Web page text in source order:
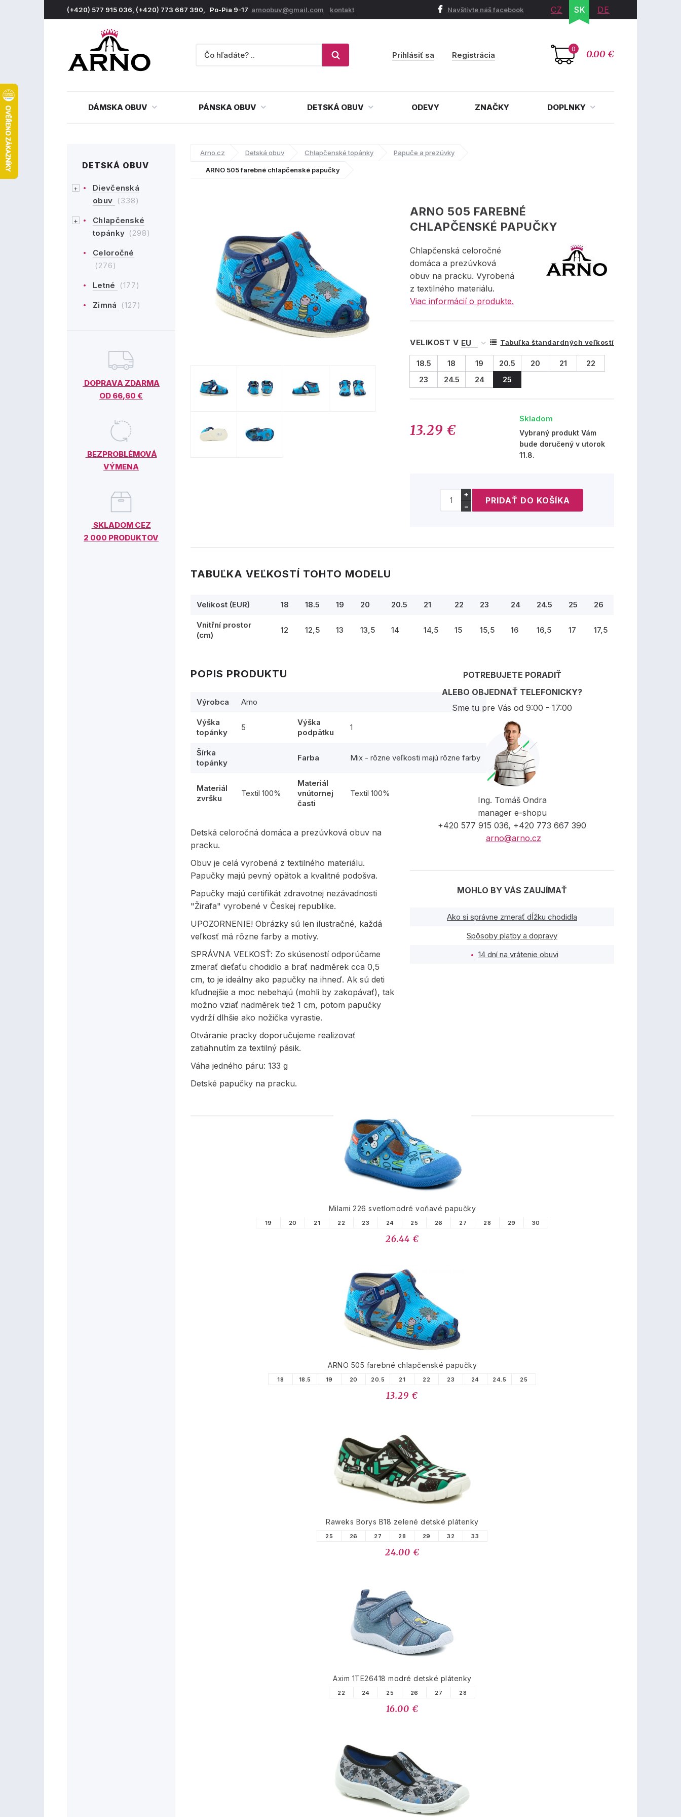
(+420) 577 915 036, (+420) 773 667 390, Po-Pia 9-17 arnoobuv@gmail.com kontakt Navštívte náš facebook CZ SK DE
0 0.00 €
Prihlásiť sa Registrácia
DÁMSKA OBUV PÁNSKA OBUV DETSKÁ OBUV ODEVY ZNAČKY DOPLNKY
DETSKÁ OBUV
Dievčenská
obuv (338)
Chlapčenské
topánky (298)
Celoročné
(276)
Letné (177)
Zimná (127)
DOPRAVA ZDARMA
OD 66,60 €
BEZPROBLÉMOVÁ
VÝMENA
SKLADOM CEZ
2 000 PRODUKTOV
Arno.cz Detská obuv Chlapčenské topánky Papuče a prezúvky
ARNO 505 farebné chlapčenské papučky
ARNO 505 FAREBNÉ
CHLAPČENSKÉ PAPUČKY
Chlapčenská celoročné
domáca a prezúvková
obuv na pracku. Vyrobená
z textilného materiálu.
Viac informácií o produkte.
VELIKOST V Tabuľka štandardných veľkostí
18.5 18 19 20.5 20 21
22
23
24.5 24 25
13.29 €
Skladom
Vybraný produkt Vám
bude doručený v utorok
11.8.
+
−
TABUĽKA VEĽKOSTÍ TOHTO MODELU
Velikost (EUR) 18 18.5 19 20 20.5 21 22 23 24 24.5 25 26
Vnitřní prostor
(cm)
12 12,5 13 13,5 14 14,5 15 15,5 16 16,5 17 17,5
POPIS PRODUKTU
Výrobca Arno
Výška
topánky
5
Výška
podpätku
1
Šírka
topánky
Farba Mix - rôzne veľkosti majú rôzne farby
Materiál
zvršku
Textil 100%
Materiál
vnútornej
časti
Textil 100%
Detská celoročná domáca a prezúvková obuv na
pracku.
Obuv je celá vyrobená z textilného materiálu.
Papučky majú pevný opätok a kvalitné podošva.
Papučky majú certifikát zdravotnej nezávadnosti
"Žirafa" vyrobené v Českej republike.
UPOZORNENIE! Obrázky sú len ilustračné, každá
veľkosť má rôzne farby a motívy.
SPRÁVNA VEĽKOSŤ: Zo skúseností odporúčame
zmerať dieťaťu chodidlo a brať nadměrek cca 0,5
cm, to je ideálny ako papučky na ihneď. Ak sú deti
kľudnejšie a moc nebehajú (mohli by zakopávať), tak
možno vziať nadměrek tiež 1 cm, potom papučky
vydrží dlhšie ako nožička vyrastie.
Otváranie pracky doporučujeme realizovať
zatiahnutím za textilný pásik.
Váha jedného páru: 133 g
Detské papučky na pracku.
POTREBUJETE PORADIŤ
ALEBO OBJEDNAŤ TELEFONICKY?
Sme tu pre Vás od 9:00 - 17:00
Ing. Tomáš Ondra
manager e-shopu
+420 577 915 036, +420 773 667 390
arno@arno.cz
MOHLO BY VÁS ZAUJÍMAŤ
Ako si správne zmerať dĺžku chodidla
Spôsoby platby a dopravy
14 dní na vrátenie obuvi
PODOBNÉ PRODUKTY
Milami 226 svetlomodré voňavé papučky
19 20 21 22 23 24 25 26 27 28 29 30
26.44 €
ARNO 505 farebné chlapčenské papučky
18 18.5 19 20 20.5 21 22 23 24 24.5 25
13.29 €
Raweks Borys B18 zelené detské plátenky
25 26 27 28 29 32 33
24.00 €
Axim 1TE26418 modré detské plátenky
22 24 25 26 27 28
16.00 €